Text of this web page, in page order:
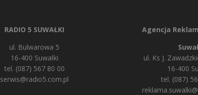
RADIO 5 SUWAŁKI
ul. Bulwarowa 5
16-400 Suwałki
tel. (087) 567 80 00
serwis@radio5.com.pl
Agencja
ul. Ks J.
16-400
tel. (087)